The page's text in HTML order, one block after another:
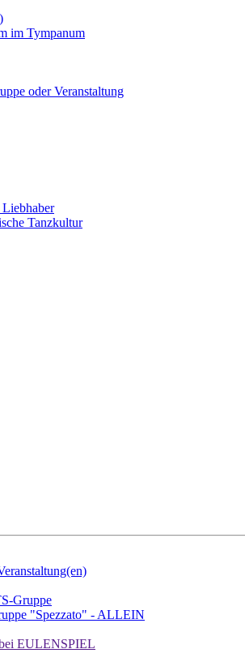
im Tympanum
oder Veranstaltung
Tanzkultur
Gruppe
"Spezzato" - ALLEIN
EULENSPIEL